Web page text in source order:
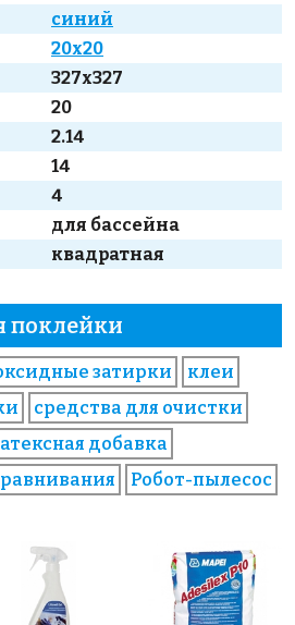
синий
20x20
327x327
20
2.14
14
4
для бассейна
квадратная
поклейки
затирки
клеи
средства для очистки
добавка
Робот-пылесос